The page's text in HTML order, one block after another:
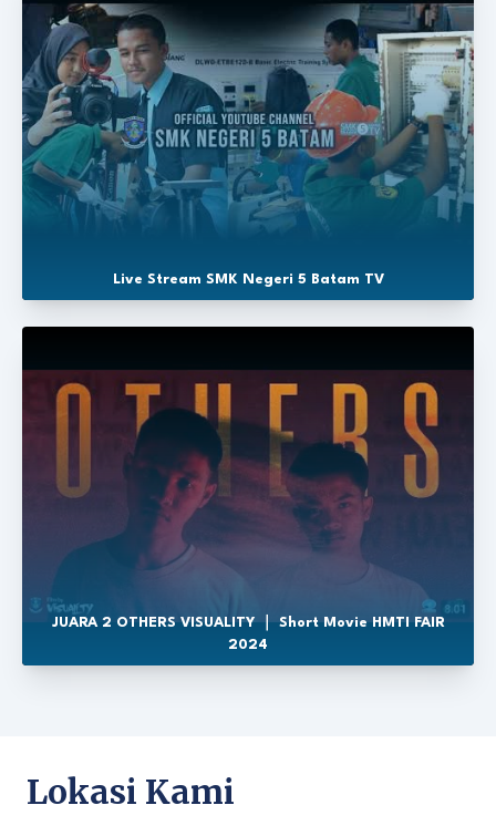
Live Stream SMK Negeri 5 Batam TV
JUARA 2 OTHERS VISUALITY ｜ Short Movie HMTI FAIR
2024
Lokasi Kami